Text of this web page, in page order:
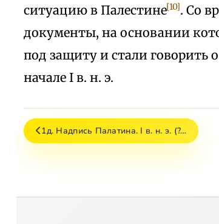
ситуацию в Палестине[10]. Со
документы, на основании
под защиту и стали говорить
начале I в. н. э.
1д. Надпись Палатина. I в. н. э. (?…